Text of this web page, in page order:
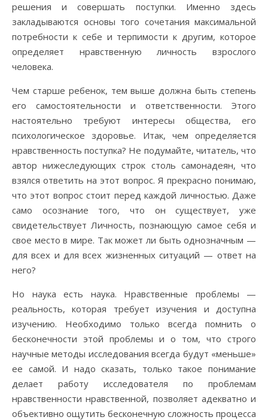
решения и совершать поступки. Именно здесь
закладываются основы того сочетания максимальной
потребности к себе и терпимости к другим, которое
определяет нравственную личность взрослого
человека.
Чем старше ребенок, тем выше должна быть степень
его самостоятельности и ответственности. Этого
настоятельно требуют интересы общества, его
психологическое здоровье. Итак, чем определяется
нравственность поступка? Не подумайте, читатель, что
автор нижеследующих строк столь самонадеян, что
взялся ответить на этот вопрос. Я прекрасно понимаю,
что этот вопрос стоит перед каждой личностью. Даже
само осознание того, что он существует, уже
свидетельствует Личность, познающую самое себя и
свое место в мире. Так может ли быть однозначным —
для всех и для всех жизненных ситуаций — ответ на
него?
Но наука есть наука. Нравственные проблемы —
реальность, которая требует изучения и доступна
изучению. Необходимо только всегда помнить о
бесконечности этой проблемы и о том, что строго
научные методы исследования всегда будут «меньше»
ее самой. И надо сказать, только такое понимание
делает работу исследователя по проблемам
нравственности нравственной, позволяет адекватно и
объективно ощутить бесконечную сложность процесса